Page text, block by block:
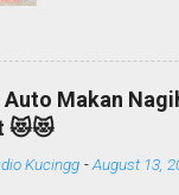
bidang
Cat Food,
sudah
Litter,
PT Arthacat
Auto Makan
😻😻
Kucingg -August 13,